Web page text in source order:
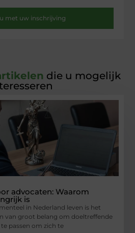
met uw inschrijving
die u mogelijk
advocaten: Waarom
is
in Nederland leven is het
van groot belang om doeltreffende
passen om zich te